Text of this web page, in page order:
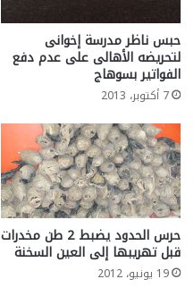
حبس ناظر مدرسة إخوانى
لتحريضه الأهالى على عدم دفع
الفواتير بسوهاج
7 أكتوبر، 2013
حرس الحدود يضبط 2 طن مخدرات
قبل تهريبها إلى العين السخنة
19 يونيو، 2012